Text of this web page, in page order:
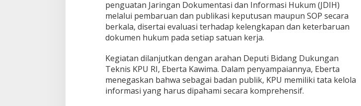
penguatan Jaringan Dokumentasi dan Informasi Hukum (JDIH)
melalui pembaruan dan publikasi keputusan maupun SOP secara
berkala, disertai evaluasi terhadap kelengkapan dan keterbaruan
dokumen hukum pada setiap satuan kerja.
Kegiatan dilanjutkan dengan arahan Deputi Bidang Dukungan
Teknis KPU RI, Eberta Kawima. Dalam penyampaiannya, Eberta
menegaskan bahwa sebagai badan publik, KPU memiliki tata kelola
informasi yang harus dipahami secara komprehensif.